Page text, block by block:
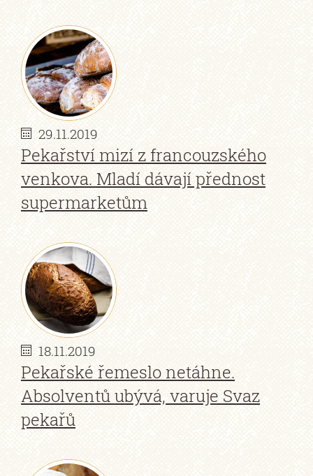
29.11.2019
Pekařství mizí z francouzského
venkova. Mladí dávají přednost
supermarketům
18.11.2019
Pekařské řemeslo netáhne.
Absolventů ubývá, varuje Svaz
pekařů